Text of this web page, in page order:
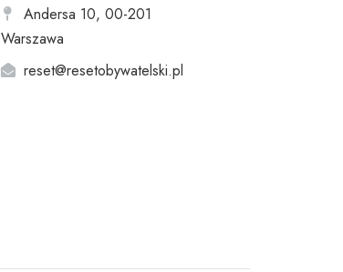
Andersa 10, 00-201
Warszawa
reset@resetobywatelski.pl